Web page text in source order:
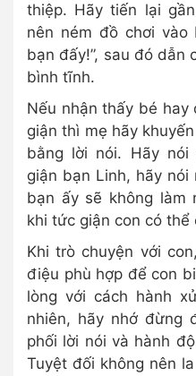
thiệp. Hãy tiến lại
nên ném đồ chơi vào
bạn đấy!”, sau đó dẫn
bình tĩnh.
Nếu nhận thấy bé
giận thì mẹ hãy
bằng lời nói. Hãy nói
giận bạn Linh, hãy
bạn ấy sẽ không làm
khi tức giận con có thể
Khi trò chuyện với
điệu phù hợp để con
lòng với cách hành
nhiên, hãy nhớ đừng
phối lời nói và hành
Tuyệt đối không nên